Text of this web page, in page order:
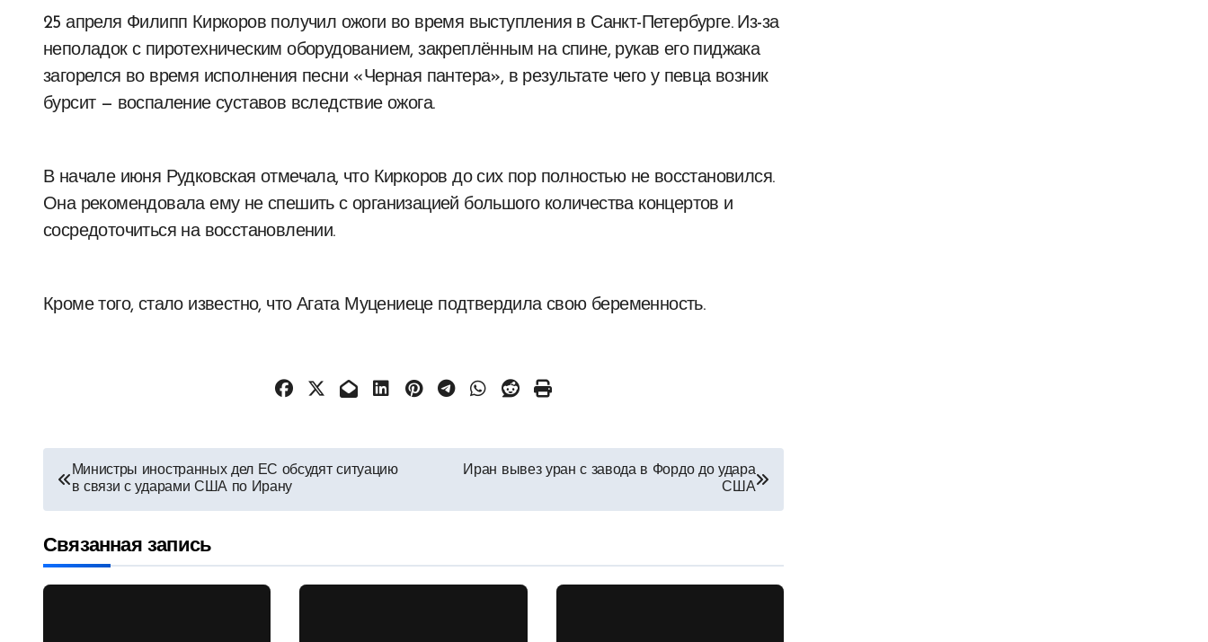
25 апреля Филипп Киркоров получил ожоги во время выступления в Санкт-Петербурге. Из-за
неполадок с пиротехническим оборудованием, закреплённым на спине, рукав его пиджака
загорелся во время исполнения песни «Черная пантера», в результате чего у певца возник
бурсит — воспаление суставов вследствие ожога.
В начале июня Рудковская отмечала, что Киркоров до сих пор полностью не восстановился.
Она рекомендовала ему не спешить с организацией большого количества концертов и
сосредоточиться на восстановлении.
Кроме того, стало известно, что Агата Муцениеце подтвердила свою беременность.
Навигация
по
записям
Министры иностранных дел ЕС обсудят ситуацию
в связи с ударами США по Ирану
Иран вывез уран с завода в Фордо до удара
США
Связанная запись